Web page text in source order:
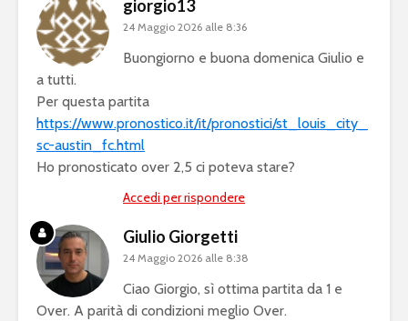
giorgio13
24 Maggio 2026 alle 8:36
Buongiorno e buona domenica Giulio e
a tutti.
Per questa partita
https://www.pronostico.it/it/pronostici/st_louis_city_
sc-austin_fc.html
Ho pronosticato over 2,5 ci poteva stare?
Accedi per rispondere
Giulio Giorgetti
24 Maggio 2026 alle 8:38
Ciao Giorgio, sì ottima partita da 1 e
Over. A parità di condizioni meglio Over.